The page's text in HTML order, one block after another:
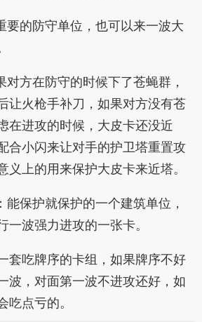
的防守单位，也可以来一波大
方在防守的时候下了苍蝇群，
让火枪手补刀，如果对方没有苍
在进攻的时候，大皮卡还没近
合小闪来让对手的护卫塔重置攻
义上的用来保护大皮卡来近塔。
保护就保护的一个建筑单位，
一波强力进攻的一张卡。
吃牌序的卡组，如果牌序不好
波，对面第一波不进攻还好，如
吃点亏的。